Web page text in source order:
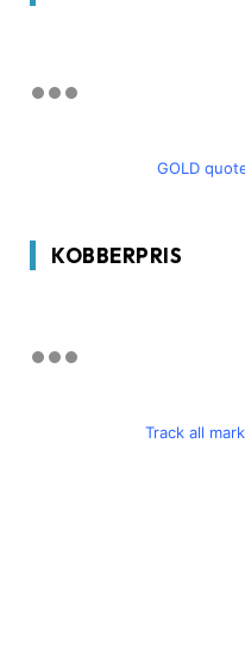
GOLD
KOBBERPRIS
Track all